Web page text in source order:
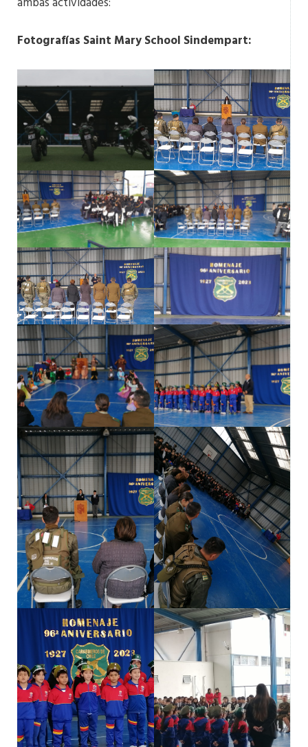
Fotografías Saint Mary School Sindempart: